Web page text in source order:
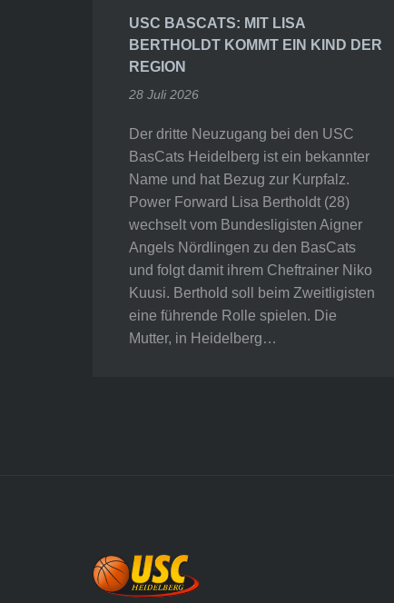
USC BASCATS: MIT LISA
BERTHOLDT KOMMT EIN KIND DER
REGION
28 Juli 2026
Der dritte Neuzugang bei den USC
BasCats Heidelberg ist ein bekannter
Name und hat Bezug zur Kurpfalz.
Power Forward Lisa Bertholdt (28)
wechselt vom Bundesligisten Aigner
Angels Nördlingen zu den BasCats
und folgt damit ihrem Cheftrainer Niko
Kuusi. Berthold soll beim Zweitligisten
eine führende Rolle spielen. Die
Mutter, in Heidelberg…